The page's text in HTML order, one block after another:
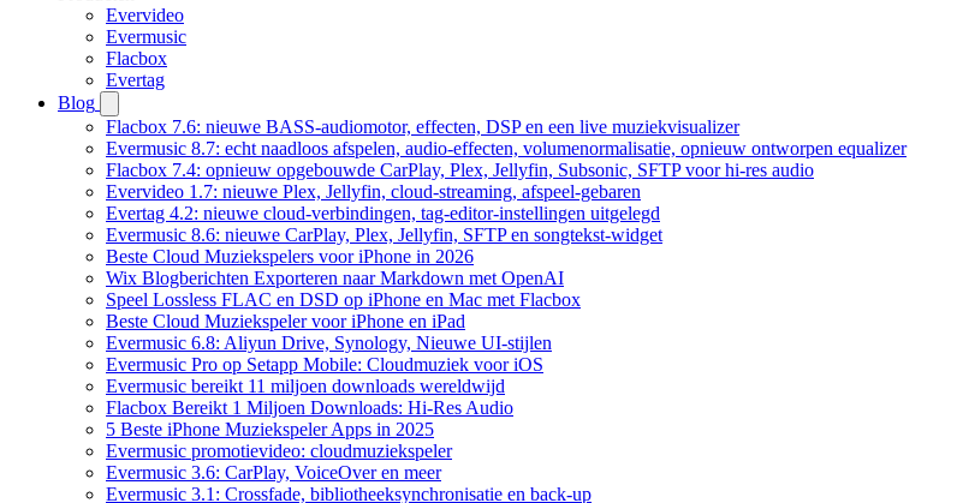
Evervideo
Evermusic
Flacbox
Evertag
Blog
Flacbox 7.6: nieuwe BASS-audiomotor, effecten, DSP en een live muziekvisualizer
Evermusic 8.7: echt naadloos afspelen, audio-effecten, volumenormalisatie, opnieuw ontworpen equalizer
Flacbox 7.4: opnieuw opgebouwde CarPlay, Plex, Jellyfin, Subsonic, SFTP voor hi-res audio
Evervideo 1.7: nieuwe Plex, Jellyfin, cloud-streaming, afspeel-gebaren
Evertag 4.2: nieuwe cloud-verbindingen, tag-editor-instellingen uitgelegd
Evermusic 8.6: nieuwe CarPlay, Plex, Jellyfin, SFTP en songtekst-widget
Beste Cloud Muziekspelers voor iPhone in 2026
Wix Blogberichten Exporteren naar Markdown met OpenAI
Speel Lossless FLAC en DSD op iPhone en Mac met Flacbox
Beste Cloud Muziekspeler voor iPhone en iPad
Evermusic 6.8: Aliyun Drive, Synology, Nieuwe UI-stijlen
Evermusic Pro op Setapp Mobile: Cloudmuziek voor iOS
Evermusic bereikt 11 miljoen downloads wereldwijd
Flacbox Bereikt 1 Miljoen Downloads: Hi-Res Audio
5 Beste iPhone Muziekspeler Apps in 2025
Evermusic promotievideo: cloudmuziekspeler
Evermusic 3.6: CarPlay, VoiceOver en meer
Evermusic 3.1: Crossfade, bibliotheeksynchronisatie en back-up